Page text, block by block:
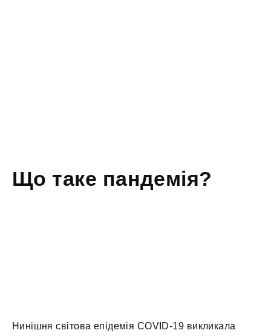
Що таке пандемія?
Нинішня світова епідемія COVID-19 викликала